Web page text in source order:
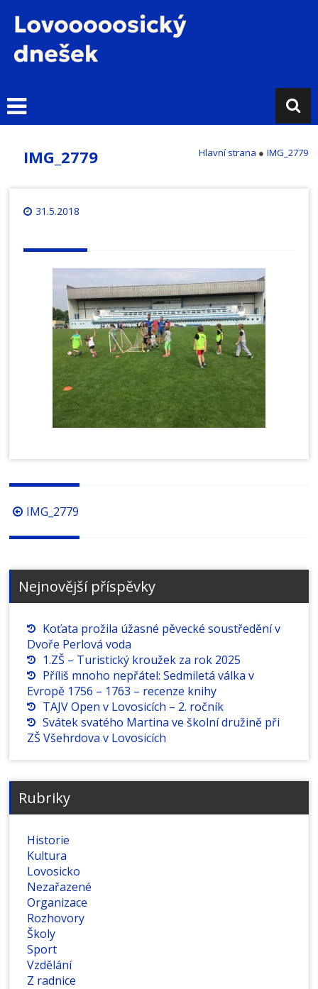
obsahu
L
s
i
c
k
ý
d
e
IMG_2779 Hlavní strana ● IMG_2779
31.5.2018
Procházení
příspěvků
IMG_2779
Nejnovější příspěvky
Koťata prožila úžasné pěvecké soustředění v
Dvoře Perlová voda
1.ZŠ – Turistický kroužek za rok 2025
Příliš mnoho nepřátel: Sedmiletá válka v
Evropě 1756 – 1763 – recenze knihy
TAJV Open v Lovosicích – 2. ročník
Svátek svatého Martina ve školní družině při
ZŠ Všehrdova v Lovosicích
Rubriky
Historie
Kultura
Lovosicko
Nezařazené
Organizace
Rozhovory
Školy
Sport
Vzdělání
Z radnice